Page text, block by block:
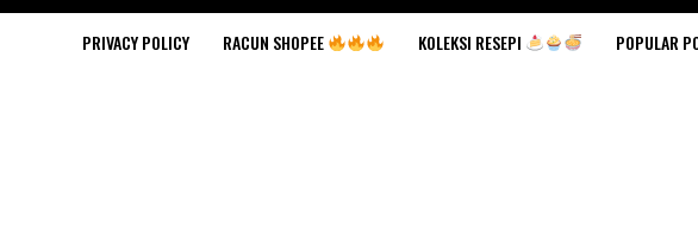
PRIVACY POLICY RACUN SHOPEE KOLEKSI RESEPI POPULAR